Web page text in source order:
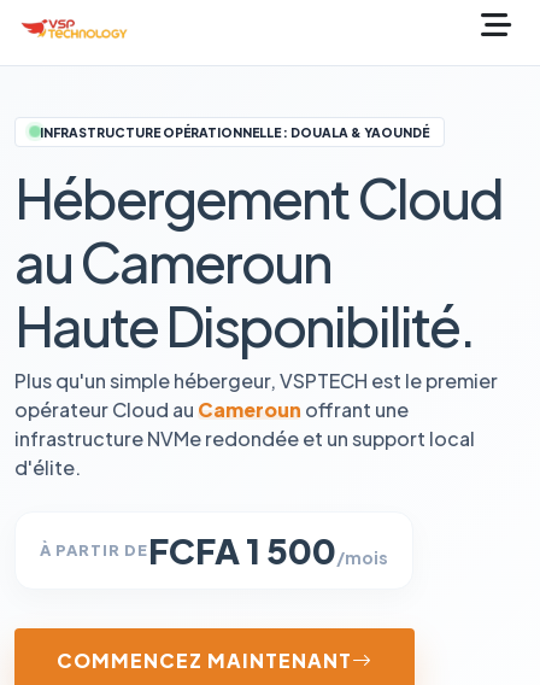
INFRASTRUCTURE OPÉRATIONNELLE : DOUALA & YAOUNDÉ
Hébergement Cloud
au Cameroun
Haute Disponibilité.
Plus qu'un simple hébergeur, VSPTECH est le premier
opérateur Cloud au Cameroun offrant une
infrastructure NVMe redondée et un support local
d'élite.
À PARTIR DEFCFA 1 500/mois
COMMENCEZ MAINTENANT